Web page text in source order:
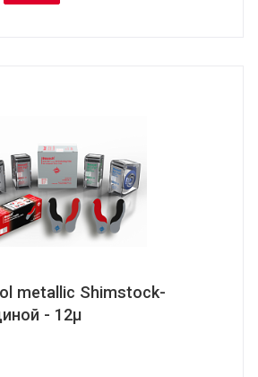
metallic Shimstock-
- 12μ